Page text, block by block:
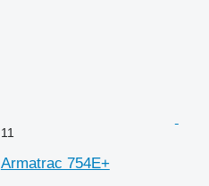
11
Armatrac 754E+